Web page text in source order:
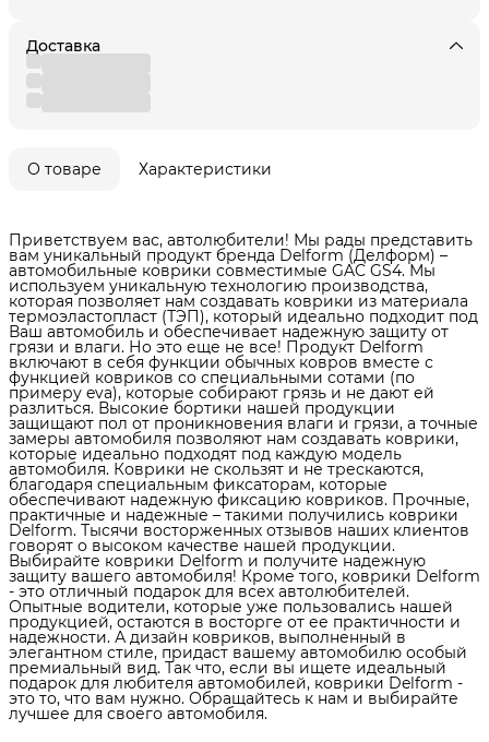
Доставка
О товаре Характеристики
Приветствуем вас, автолюбители! Мы рады представить
вам уникальный продукт бренда Delform (Делформ) –
автомобильные коврики совместимые GAC GS4. Мы
используем уникальную технологию производства,
которая позволяет нам создавать коврики из материала
термоэластопласт (ТЭП), который идеально подходит под
Ваш автомобиль и обеспечивает надежную защиту от
грязи и влаги. Но это еще не все! Продукт Delform
включают в себя функции обычных ковров вместе с
функцией ковриков со специальными сотами (по
примеру eva), которые собирают грязь и не дают ей
разлиться. Высокие бортики нашей продукции
защищают пол от проникновения влаги и грязи, а точные
замеры автомобиля позволяют нам создавать коврики,
которые идеально подходят под каждую модель
автомобиля. Коврики не скользят и не трескаются,
благодаря специальным фиксаторам, которые
обеспечивают надежную фиксацию ковриков. Прочные,
практичные и надежные – такими получились коврики
Delform. Тысячи восторженных отзывов наших клиентов
говорят о высоком качестве нашей продукции.
Выбирайте коврики Delform и получите надежную
защиту вашего автомобиля! Кроме того, коврики Delform
- это отличный подарок для всех автолюбителей.
Опытные водители, которые уже пользовались нашей
продукцией, остаются в восторге от ее практичности и
надежности. А дизайн ковриков, выполненный в
элегантном стиле, придаст вашему автомобилю особый
премиальный вид. Так что, если вы ищете идеальный
подарок для любителя автомобилей, коврики Delform -
это то, что вам нужно. Обращайтесь к нам и выбирайте
лучшее для своего автомобиля.